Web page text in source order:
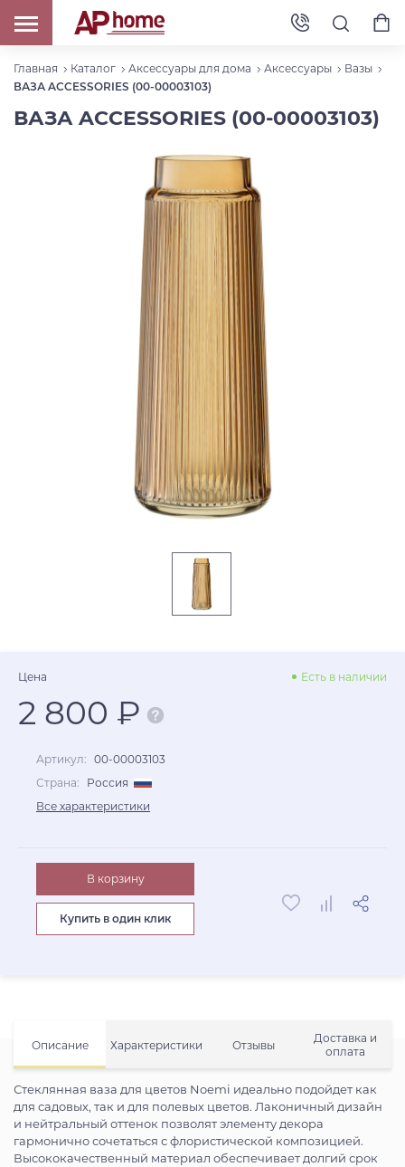
Главная Каталог Аксессуары для дома Аксессуары
Вазы
ВАЗА ACCESSORIES (00-00003103)
ВАЗА ACCESSORIES (00-00003103)
Описание Характеристики Отзывы
Доставка и
оплата
Стеклянная ваза для цветов Noemi идеально подойдет как
для садовых, так и для полевых цветов. Лаконичный дизайн
и нейтральный оттенок позволят элементу декора
гармонично сочетаться с флористической композицией.
Высококачественный материал обеспечивает долгий срок
Цена Есть в наличии
2 800 ₽
Артикул: 00-00003103
Страна:
Россия
Все характеристики
В корзину
Купить в один клик